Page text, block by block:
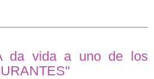
da vida a uno de los